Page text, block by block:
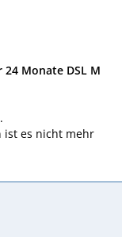
Monate DSL M
ist es nicht mehr